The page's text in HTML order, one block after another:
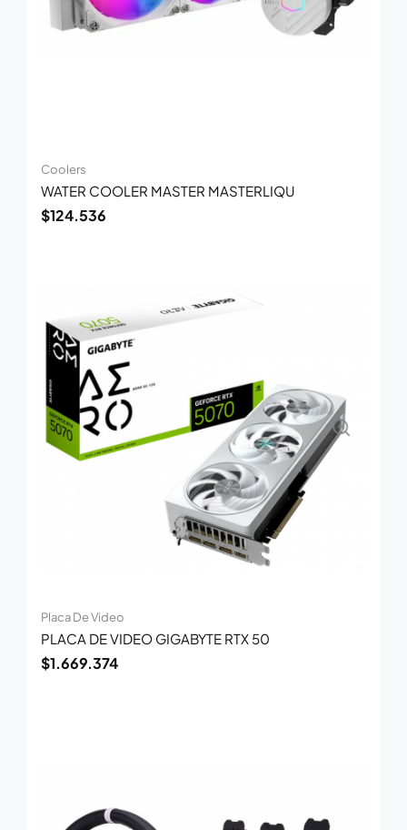
Coolers
WATER COOLER MASTER MASTERLIQU
$124.536
Placa De Video
PLACA DE VIDEO GIGABYTE RTX 50
$1.669.374